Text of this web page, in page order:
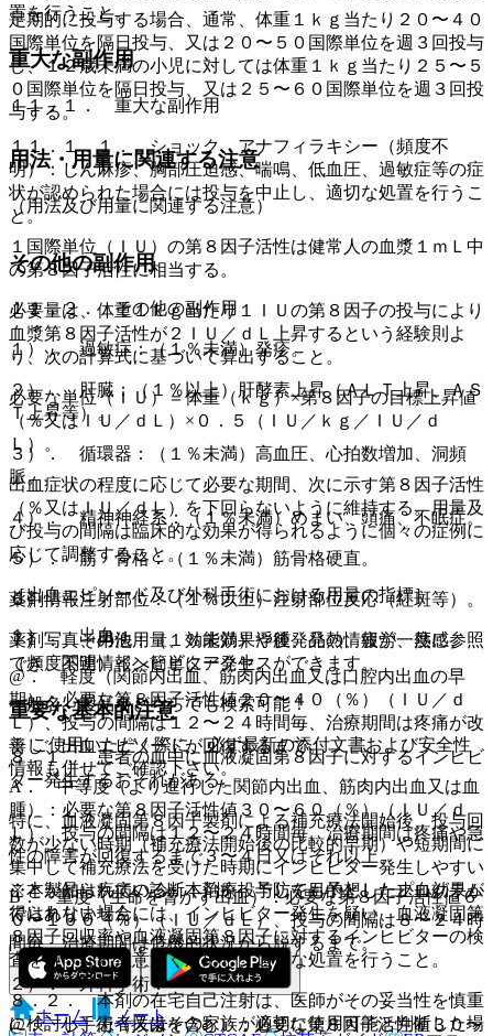
置を行うこと。
重大な副作用
１１．１． 重大な副作用
１１．１．１． ショック、アナフィラキシー（頻度不
明）：じん麻疹、胸部圧迫感、喘鳴、低血圧、過敏症等の症
状が認められた場合には投与を中止し、適切な処置を行うこ
と。
その他の副作用
１１．２． その他の副作用
１）． 過敏症：（１％未満）発疹。
２）． 肝臓：（１％以上）肝酵素上昇（ＡＬＴ上昇、ＡＳ
Ｔ上昇等）。
３）． 循環器：（１％未満）高血圧、心拍数増加、洞頻
脈。
４）． 精神神経系：（１％未満）めまい、頭痛、不眠症。
５）． 筋・骨格：（１％未満）筋骨格硬直。
６）． 注射部位：（１％以上）注射部位反応（紅斑等）。
７）． その他：（１％未満）浮腫、発熱、疲労、熱感、
（頻度不明）インヒビター発生。
重要な基本的注意
８．１． 患者の血中に血液凝固第８因子に対するインヒビ
ター発生するおそれがある。
特に、血液凝固第８因子製剤による補充療法開始後、投与回
数が少ない時期（補充療法開始後の比較的早期）や短期間に
集中して補充療法を受けた時期にインヒビター発生しやすい
ことが知られている。本剤を投与しても予想した止血効果が
得られない場合には、インヒビター発生を疑い、血液凝固第
８因子回収率や血液凝固第８因子に対するインヒビターの検
査を行うなど注意深く対応し、適切な処置を行うこと。
８．２． 本剤の在宅自己注射は、医師がその妥当性を慎重
に検討し、患者又はその家族が適切に使用可能と判断した場
定期的に投与する場合、通常、体重１ｋｇ当たり２０〜４０
国際単位を隔日投与、又は２０〜５０国際単位を週３回投与
し、１２歳未満の小児に対しては体重１ｋｇ当たり２５〜５
０国際単位を隔日投与、又は２５〜６０国際単位を週３回投
与する。
用法・用量に関連する注意
（用法及び用量に関連する注意）
１国際単位（ＩＵ）の第８因子活性は健常人の血漿１ｍＬ中
の第８因子活性に相当する。
必要量は、体重１ｋｇ当たり１ＩＵの第８因子の投与により
血漿第８因子活性が２ＩＵ／ｄＬ上昇するという経験則よ
り、次の計算式に基づいて算出すること。
必要な単位（ＩＵ）＝体重（ｋｇ）×第８因子の目標上昇値
（％又はＩＵ／ｄＬ）×０．５（ＩＵ／ｋｇ／ＩＵ／ｄ
Ｌ）。
出血症状の程度に応じて必要な期間、次に示す第８因子活性
（％又はＩＵ／ｄＬ）を下回らないように維持する。用量及
び投与の間隔は臨床的な効果が得られるように個々の症例に
応じて調整すること。
［出血エピソード及び外科手術における用量の指標］
１）． 出血：
@． 軽度（関節内出血、筋肉内出血又は口腔内出血の早
期）：必要な第８因子活性値２０〜４０（％）（ＩＵ／ｄ
Ｌ）、投与の間隔は１２〜２４時間毎、治療期間は疼痛が改
善し、出血エピソードが回復するまで。
A． 中等度（より進行した関節内出血、筋肉内出血又は血
腫）：必要な第８因子活性値３０〜６０（％）（ＩＵ／ｄ
Ｌ）、投与の間隔は１２〜２４時間毎、治療期間は疼痛や急
性の障害が回復するまで３〜４日又はそれ以上。
B． 重度（生命を脅かす出血）：必要な第８因子活性値６
０〜１００（％）（ＩＵ／ｄＬ）、投与の間隔は８〜２４時
間毎、治療期間は危機的状況から脱するまで。
２）． 外科手術：
@． 小手術（抜歯を含む）：必要な第８因子活性値３０〜
薬剤情報
薬剤写真、用法用量、効能効果や後発品の情報が一度に参照
でき、関連情報へ簡単にアクセスができます。
一般名、製品名どちらでも検索可能！
※ ご使用いただく際に、必ず最新の添付文書および安全性
情報も併せてご確認下さい。
※本製品は疾病の診断・治療・予防を目的としたプログラム
ではありません。
ホーム
ノート